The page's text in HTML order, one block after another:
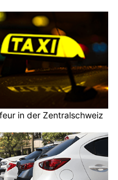
in der Zentralschweiz